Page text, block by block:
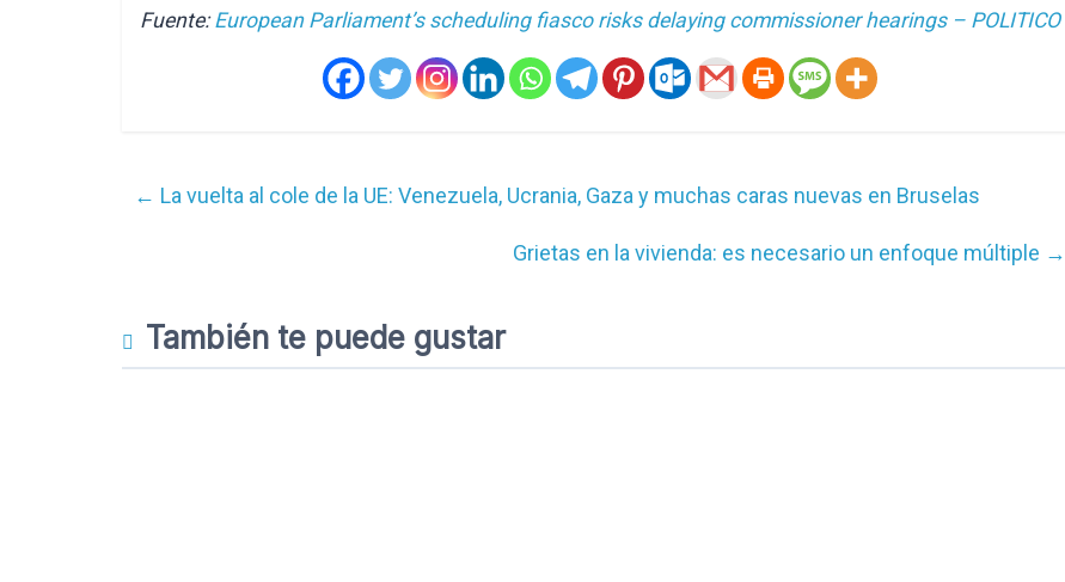
Fuente:European Parliament’s scheduling fiasco risks delaying commissioner hearings – POLITICO
← La vuelta al cole de la UE: Venezuela, Ucrania, Gaza y muchas caras nuevas en Bruselas
Grietas en la vivienda: es necesario un enfoque múltiple →
También te puede gustar